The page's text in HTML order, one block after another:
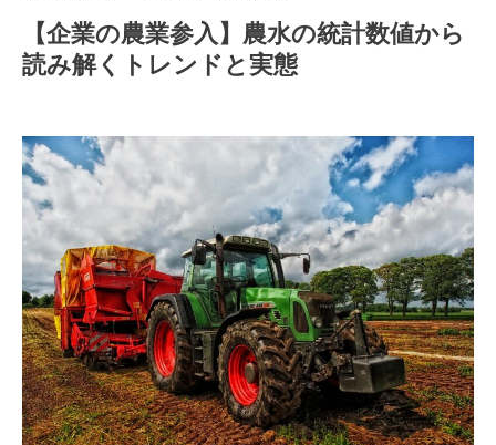
【企業の農業参入】農水の統計数値から
読み解くトレンドと実態